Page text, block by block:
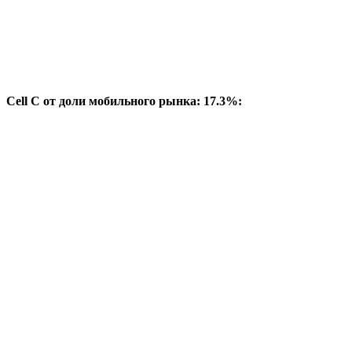
Cell C от доли мобильного рынка: 17.3%: